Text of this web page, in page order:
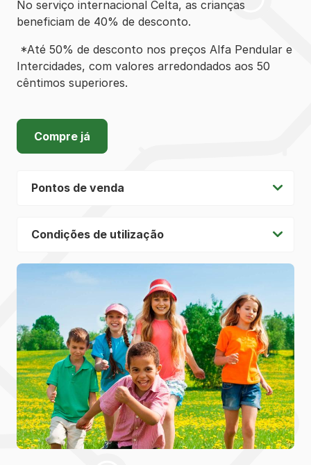
No serviço internacional Celta, as crianças
beneficiam de 40% de desconto.
*Até 50% de desconto nos preços Alfa Pendular e
Intercidades, com valores arredondados aos 50
cêntimos superiores.
Compre já
Pontos de venda
Condições de utilização